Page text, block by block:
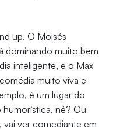
up. O Moisés
dominando muito bem
inteligente, e o Max
muito viva e
é um lugar do
né? Ou
vai ver comediante em